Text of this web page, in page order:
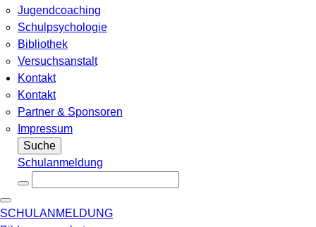
Jugendcoaching
Schulpsychologie
Bibliothek
Versuchsanstalt
Kontakt
Kontakt
Partner & Sponsoren
Impressum
Suche
Schulanmeldung
SCHULANMELDUNG